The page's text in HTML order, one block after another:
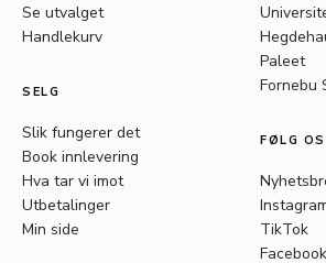
Se utvalget
Handlekurv
SELG
Slik fungerer det
Book innlevering
Hva tar vi imot
Utbetalinger
Min side
Paleet
Fornebu
FØLG
TikTok
Facebook